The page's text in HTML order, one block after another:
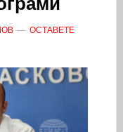
ОСТАВЕТЕ